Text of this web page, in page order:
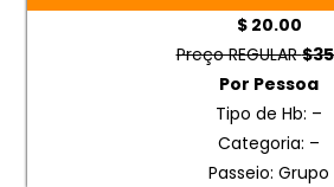
$ 20.00
Preço REGULAR
Por Pessoa
Tipo de Hb: –
Categoria: –
Passeio: Grupo